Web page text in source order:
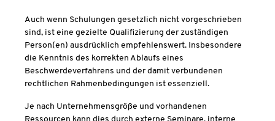
Auch wenn Schulungen gesetzlich nicht vorgeschrieben
sind, ist eine gezielte Qualifizierung der zuständigen
Person(en) ausdrücklich empfehlenswert. Insbesondere
die Kenntnis des korrekten Ablaufs eines
Beschwerdeverfahrens und der damit verbundenen
rechtlichen Rahmenbedingungen ist essenziell.
Je nach Unternehmensgröße und vorhandenen